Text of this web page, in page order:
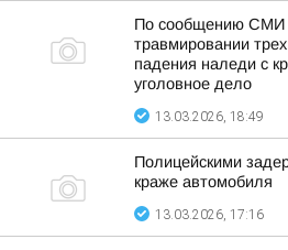
По сообщению СМИ
травмировании
падения наледи с
уголовное дело
13.03.2026, 18:49
Полицейскими
краже автомобиля
13.03.2026, 17:16